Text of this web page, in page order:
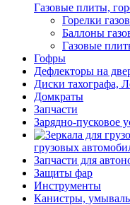
Газовые плиты,
Горелки
Баллоны
Газовые
Гофры
Дефлекторы на
Диски тахографа,
Домкраты
Запчасти
Зарядно-пусковое
грузовых
Запчасти для
Защиты фар
Инструменты
Канистры,